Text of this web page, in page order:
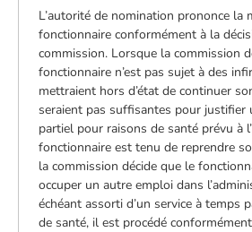
L’autorité de nomination prononce la
fonctionnaire conformément à la
commission. Lorsque la commission
fonctionnaire n’est pas sujet à des
mettraient hors d’état de continuer
seraient pas suffisantes pour justifier
partiel pour raisons de santé prévu à
fonctionnaire est tenu de reprendre
la commission décide que le
occuper un autre emploi dans
échéant assorti d’un service à temps
de santé, il est procédé